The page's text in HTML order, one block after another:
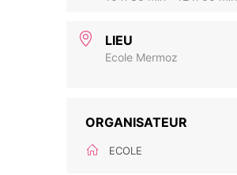
LIEU
Ecole Mermoz
ORGANISATEUR
ECOLE